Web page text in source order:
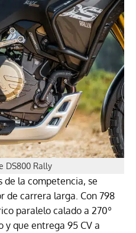
DS800 Rally
de la competencia, se
de carrera larga. Con 798
paralelo calado a 270º
y que entrega 95 CV a